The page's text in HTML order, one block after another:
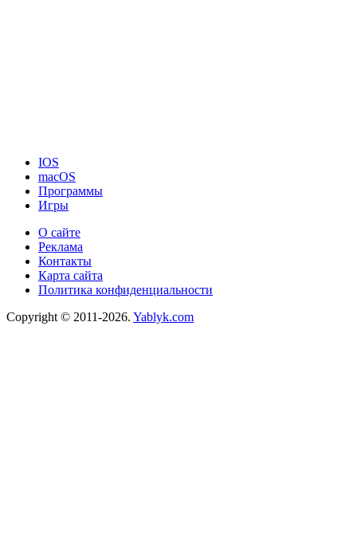
IOS
macOS
Программы
Игры
О сайте
Реклама
Контакты
Карта сайта
Политика конфиденциальности
Copyright © 2011-2026. Yablyk.сom